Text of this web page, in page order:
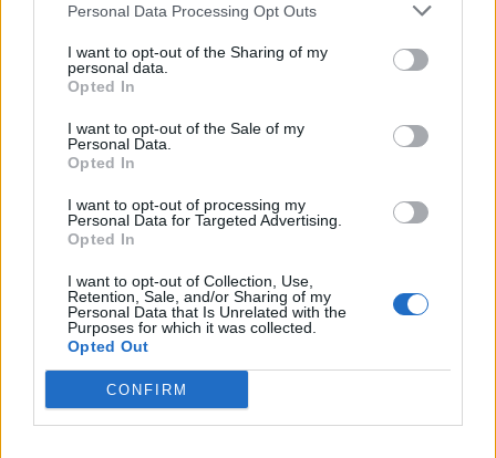
Personal Data Processing Opt Outs
I want to opt-out of the Sharing of my
personal data.
Opted In
I want to opt-out of the Sale of my
Personal Data.
Opted In
I want to opt-out of processing my
Personal Data for Targeted Advertising.
Opted In
I want to opt-out of Collection, Use,
Retention, Sale, and/or Sharing of my
Personal Data that Is Unrelated with the
Purposes for which it was collected.
Opted Out
CONFIRM
SPETTACOLI
SCIENZA E TECH
Libero ShoppingContattiPubblicitàCookie policy
Condizioni generali
Editoriale Libero S.r.l. - Sede Legale: Via dell’Aprica 18, 20158 Milano -
Registro Imprese di Milano Monza Brianza Lodi: C.F. e P.IVA 06823221004 -